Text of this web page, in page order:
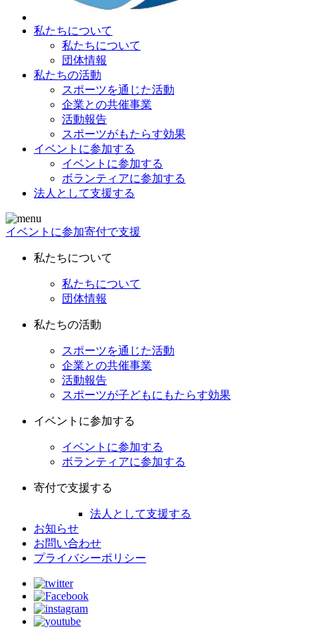
私たちについて
私たちについて
団体情報
私たちの活動
スポーツを通じた活動
企業との共催事業
活動報告
スポーツがもたらす効果
イベントに参加する
イベントに参加する
ボランティアに参加する
法人として支援する
イベントに参加寄付で支援
私たちについて
私たちについて
団体情報
私たちの活動
スポーツを通じた活動
企業との共催事業
活動報告
スポーツが子どもにもたらす効果
イベントに参加する
イベントに参加する
ボランティアに参加する
寄付で支援する
法人として支援する
お知らせ
お問い合わせ
プライバシーポリシー